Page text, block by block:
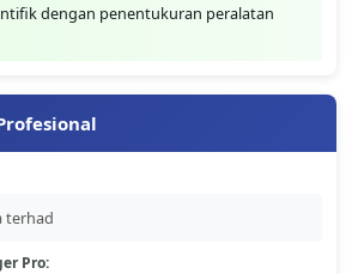
dengan penentukuran peralatan
terhad
Pro: